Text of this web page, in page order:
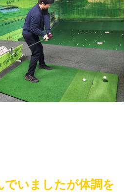
でいましたが体調を